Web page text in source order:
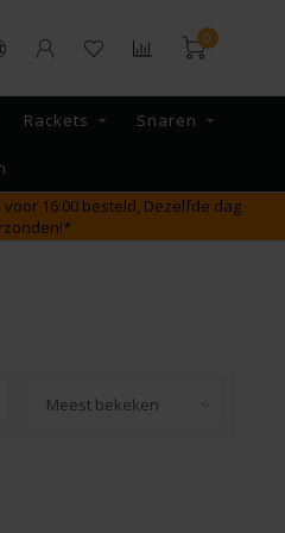
0
Rackets Snaren
voor 16:00 besteld, Dezelfde dag